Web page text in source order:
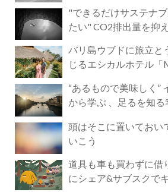
"できるだけサステナ
たい" CO2排出量を抑
バリ島ウブドに旅立と
じるエシカルホテル「
“あるもので美味しく”
から学ぶ 、足るを知
頭はそこに置いておい
いこう
道具も車も買わずに借
にシェア&サブスクで